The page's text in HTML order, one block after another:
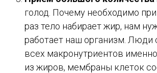
голод. Почему необходимо
раз тело набирает жир, нам
работает наш организм. Люди
всех макронутриентов
из жиров, мембраны клеток